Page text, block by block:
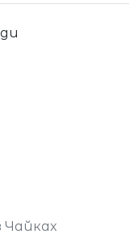
Чайках